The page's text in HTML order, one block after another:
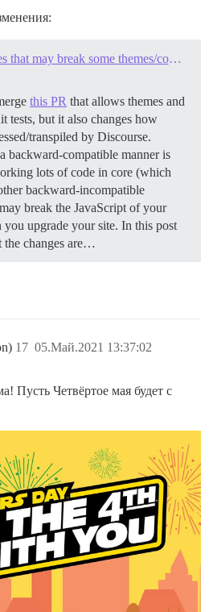
Upcoming core changes that may break some themes/components (April 12)
this PR that allows themes and
tests, but it also changes how
transpiled by Discourse.
backward-compatible manner is
lots of code in core (which
backward-incompatible
break the JavaScript of your
you upgrade your site. In this post
the changes are…
05.Май.2021 13:37:02
17
Пусть Четвёртое мая будет с